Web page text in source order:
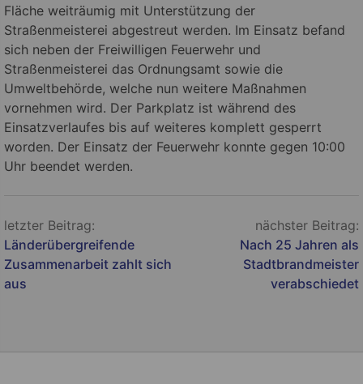
Fläche weiträumig mit Unterstützung der
Straßenmeisterei abgestreut werden. Im Einsatz befand
sich neben der Freiwilligen Feuerwehr und
Straßenmeisterei das Ordnungsamt sowie die
Umweltbehörde, welche nun weitere Maßnahmen
vornehmen wird. Der Parkplatz ist während des
Einsatzverlaufes bis auf weiteres komplett gesperrt
worden. Der Einsatz der Feuerwehr konnte gegen 10:00
Uhr beendet werden.
Beitragsnavigation
letzter Beitrag:
Länderübergreifende
Zusammenarbeit zahlt sich
aus
nächster Beitrag:
Nach 25 Jahren als
Stadtbrandmeister
verabschiedet